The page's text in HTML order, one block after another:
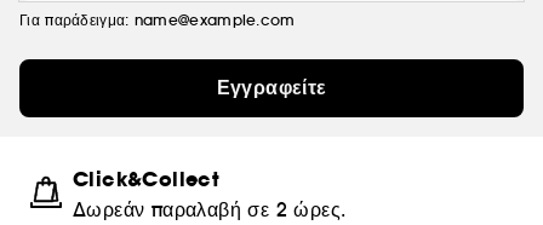
Για παράδειγμα: name@example.com
Εγγραφείτε
Click&Collect
Δωρεάν παραλαβή σε 2 ώρες.